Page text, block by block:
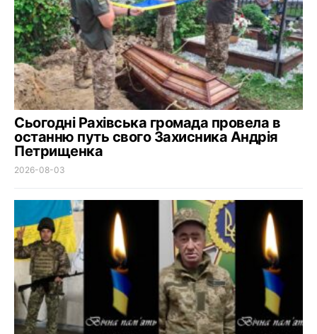
Сьогодні Рахівська громада провела в
останню путь свого Захисника Андрія
Петрищенка
2026-08-03